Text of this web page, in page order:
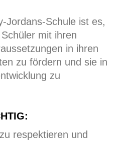
Jordans-Schule ist es,
mit ihren
in ihren
zu fördern und sie in
zu
respektieren und